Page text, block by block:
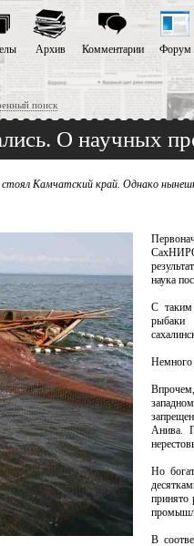
поиск
Архив Комментарии Форум
О научных
Камчатский край. Однако
наука
С таким
рыбаки
Немного
Анива.
Но
принято
В